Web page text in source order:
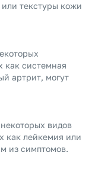
текстуры кожи
как системная
артрит, могут
видов
как лейкемия или
из симптомов.